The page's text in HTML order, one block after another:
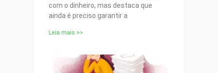
com o dinheiro, mas destaca que
ainda é preciso garantir a
Leia mais >>